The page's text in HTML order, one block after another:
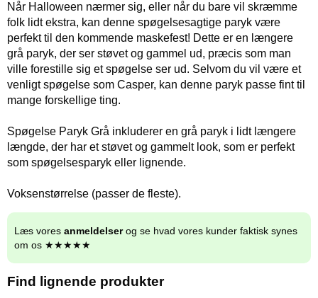
Når Halloween nærmer sig, eller når du bare vil skræmme
folk lidt ekstra, kan denne spøgelsesagtige paryk være
perfekt til den kommende maskefest! Dette er en længere
grå paryk, der ser støvet og gammel ud, præcis som man
ville forestille sig et spøgelse ser ud. Selvom du vil være et
venligt spøgelse som Casper, kan denne paryk passe fint til
mange forskellige ting.
Spøgelse Paryk Grå inkluderer en grå paryk i lidt længere
længde, der har et støvet og gammelt look, som er perfekt
som spøgelsesparyk eller lignende.
Voksenstørrelse (passer de fleste).
Læs vores anmeldelserog se hvad vores kunder faktisk synes
om os ★★★★★
Find lignende produkter